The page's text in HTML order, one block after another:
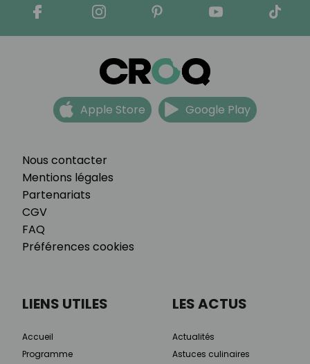
Nous contacter
Mentions légales
Partenariats
CGV
FAQ
Préférences cookies
Apple Store Google Play
LIENS UTILES
Accueil
Programme
LES ACTUS
Actualités
Astuces culinaires